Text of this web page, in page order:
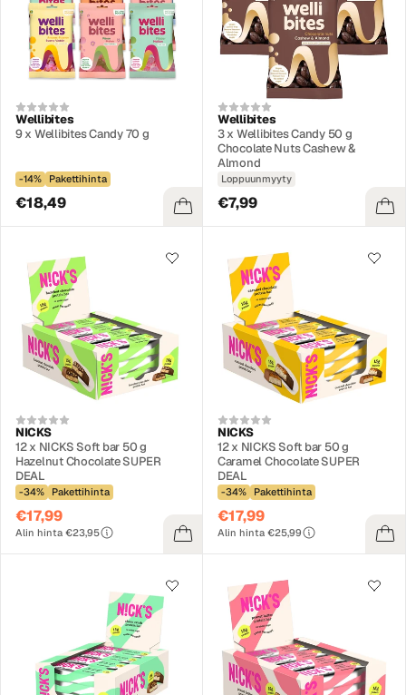
Wellibites
9 x Wellibites Candy 70 g
-14% Pakettihinta
€18,49
Wellibites
3 x Wellibites Candy 50 g
Chocolate Nuts Cashew &
Almond
Loppuunmyyty
€7,99
NICKS
12 x NICKS Soft bar 50 g
Hazelnut Chocolate SUPER
DEAL
-34% Pakettihinta
€17,99
Alin hinta €23,95
NICKS
12 x NICKS Soft bar 50 g
Caramel Chocolate SUPER
DEAL
-34% Pakettihinta
€17,99
Alin hinta €25,99